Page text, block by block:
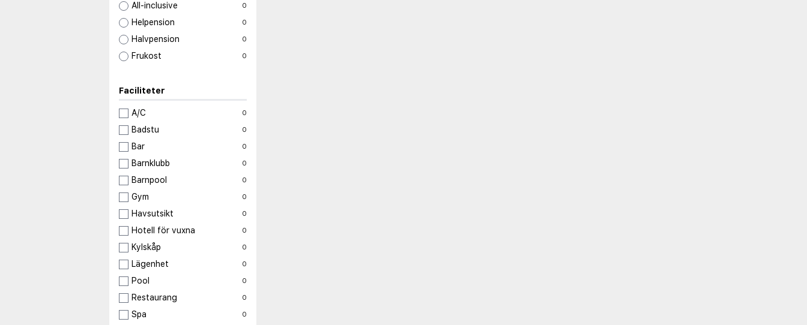
All-inclusive 0
Helpension 0
Halvpension 0
Frukost 0
Faciliteter
A/C 0
Badstu 0
Bar 0
Barnklubb 0
Barnpool 0
Gym 0
Havsutsikt 0
Hotell för vuxna 0
Kylskåp 0
Lägenhet 0
Pool 0
Restaurang 0
Spa 0